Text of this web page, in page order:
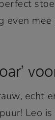
even
echt
Leo